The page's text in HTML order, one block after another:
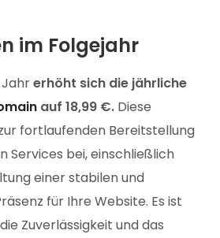
im Folgejahr
erhöht sich die jährliche
auf 18,99 €. Diese
fortlaufenden Bereitstellung
Services bei, einschließlich
einer stabilen und
für Ihre Website. Es ist
Zuverlässigkeit und das